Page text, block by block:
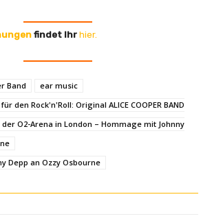
findet Ihr hier.
Band
ear music
den Rock'n'Roll: Original ALICE COOPER BAND
O2-Arena in London – Hommage mit Johnny
Depp an Ozzy Osbourne